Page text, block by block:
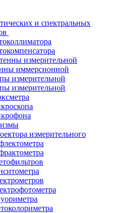
и спектральных
измерительной
иммерсионной
измерительной
измерительной
измерительного